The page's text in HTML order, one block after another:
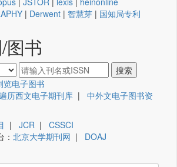
| Derwent | 智慧芽 | 国知局专利
图书
览电子图书
历西文电子期刊库 | 中外文电子图书资
| JCR | CSSCI
北京大学期刊网 | DOAJ